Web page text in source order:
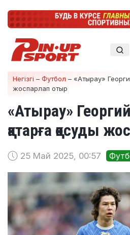
Негізгі – Футбол – «Атырау»
жоспарлап отыр
«Атырау»
қатарға қосуды
25 Май 2025, 00:57